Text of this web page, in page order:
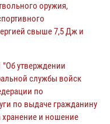
оружия,
свыше 7,5 Дж и
"Об утверждении
службы войск
по
по выдаче гражданину
и ношение